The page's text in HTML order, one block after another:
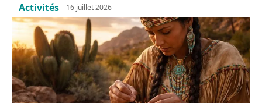
Activités 16 juillet 2026